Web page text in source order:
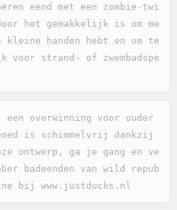
eend met een zombie-twi
het gemakkelijk is om me
handen hebt en om te
strand- of zwembadspe
overwinning voor ouder
is schimmelvrij dankzij
ontwerp, ga je gang en ve
badeenden van wild repub
bij www.justducks.nl